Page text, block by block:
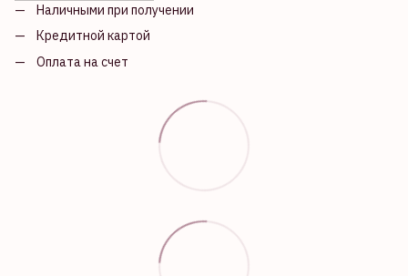
Наличными при получении
Кредитной картой
Оплата на счет